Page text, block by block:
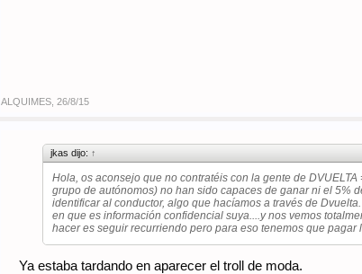
ALQUIMES 26/8/15
jkas dijo: ↑
Hola, os aconsejo que no contratéis con la gente de
grupo de autónomos) no han sido capaces de ganar ni el 5%
identificar al conductor, algo que hacíamos a través de
en que es información confidencial suya....y nos vemos
hacer es seguir recurriendo pero para eso tenemos que pagar
Ya estaba tardando en aparecer el troll de moda.